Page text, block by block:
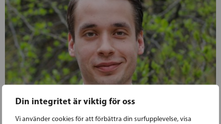
Din integritet är viktig för oss
Vi använder cookies för att förbättra din surfupplevelse, visa